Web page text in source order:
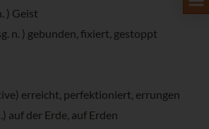
) Geist
n. ) gebunden, fixiert, gestoppt
erreicht, perfektioniert, errungen
auf der Erde, auf Erden